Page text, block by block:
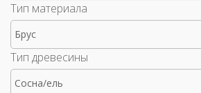
Тип материала
Брус
Тип древесины
Сосна/ель